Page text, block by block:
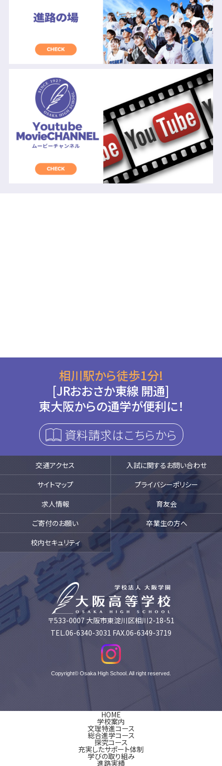
相川駅から徒歩1分!
[JRおおさか東線 開通]
東大阪からの通学が便利に！
資料請求はこちらから
交通アクセス
入試に関するお問い合わせ
サイトマップ
プライバシーポリシー
求人情報
育友会
ご寄付のお願い
卒業生の方へ
校内セキュリティ
〒533-0007 大阪市東淀川区相川2-18-51
TEL.06-6340-3031 FAX.06-6349-3719
Copyright© Osaka High School. All right reserved.
HOME
学校案内
文理特進コース
総合進学コース
探究コース
充実したサポート体制
学びの取り組み
進路実績